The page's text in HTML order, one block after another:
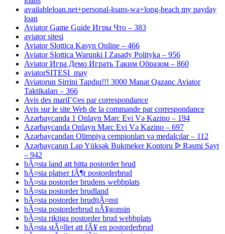
availableloan.net+personal-loans-wa+long-beach my payday
loan
Aviator Game Guide Игры Что – 383
aviator sitesi
Aviator Slottica Kasyn Online – 466
Aviator Slottica Warunki I Zasady Polityka – 956
Aviator Игра Демо Играть Таким Образом – 860
aviatorSITESI_may
Aviatorun Sirrini Tapdıq!!! 3000 Manat Qazanc Aviator
Taktikaları – 366
Avis des mariГ©es par correspondance
Avis sur le site Web de la commande par correspondance
Azərbaycanda 1 Onlayn Mərc Evi Və Kazino – 194
Azərbaycanda Onlayn Mərc Evi Və Kazino – 697
Azərbaycandan Olimpiya çempionları və medalçılar – 112
Azərbaycanın Lap Yüksək Bukmeker Kontoru ᐉ Rəsmi Sayt
– 942
bÃ¤sta land att hitta postorder brud
bÃ¤sta platser fÃ¶r postorderbrud
bÃ¤sta postorder brudens webbplats
bÃ¤sta postorder brudland
bÃ¤sta postorder brudtjÃ¤nst
bÃ¤sta postorderbrud nÃ¥gonsin
bÃ¤sta riktiga postorder brud webbplats
bÃ¤sta stÃ¤llet att fÃ¥ en postorderbrud